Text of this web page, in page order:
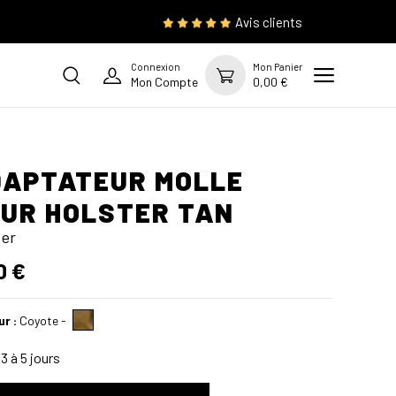
Avis clients
Connexion
Mon Compte
Mon Panier
0,00 €
MOLLE
HOLSTER TAN
€
: Coyote-
à 5 jours